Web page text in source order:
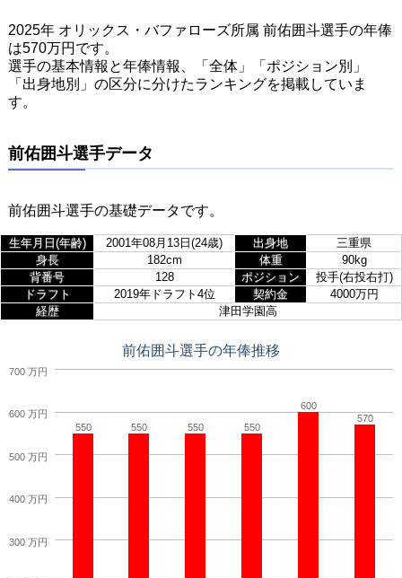
2025年 オリックス・バファローズ所属 前佑囲斗選手の年俸
は570万円です。
選手の基本情報と年俸情報、「全体」「ポジション別」
「出身地別」の区分に分けたランキングを掲載していま
す。
前佑囲斗選手データ
前佑囲斗選手の基礎データです。
生年月日(年齢) 2001年08月13日(24歳) 出身地
三重県
身長
182cm 体重
90kg
背番号
128 ポジション
投手(右投右打)
ドラフト
2019年ドラフト4位 契約金
4000万円
経歴
津田学園高
前佑囲斗選手の年俸推移
550 550 550 550
600
570
300 万円
400 万円
500 万円
600 万円
700 万円